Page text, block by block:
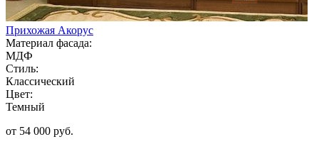
Прихожая Акорус
Материал фасада:
МДФ
Стиль:
Классический
Цвет:
Темный
от 54 000 руб.